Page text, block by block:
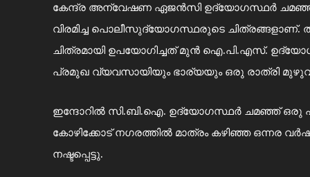
കേന്ദ്ര അന്വേഷണ ഏജൻസി ഉദ്യോഗസ്ഥർ ചമഞ്ഞ്
വിരമിച്ച പൊലീസുദ്യോഗസ്ഥരുടെ
ചിത്രമായി ഉപയോഗിച്ചത് മുൻ ഐ.പി.എസ്.
പ്രമുഖ വ്യവസായിയും ഭാര്യയും ഒരു രാത്രി
ഇന്ദോറിൽ സി.ബി.ഐ. ഉദ്യോഗസ്ഥർ ചമഞ്ഞ് ഒരു
കോഴിക്കോട് നഗരത്തിൽ മാത്രം കഴിഞ്ഞ ഒന്നര
നഷ്ടപ്പെട്ടു.